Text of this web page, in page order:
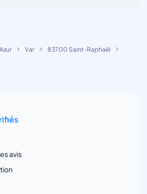
Var 83700 Saint-Raphaël
avis